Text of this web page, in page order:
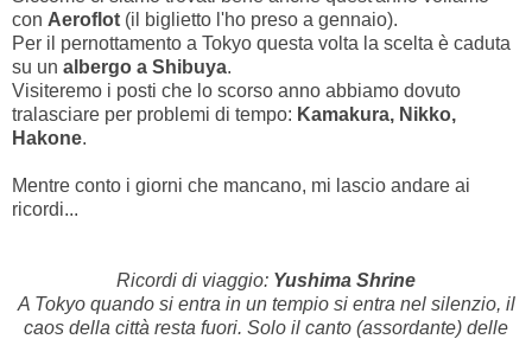
con Aeroflot (il biglietto l'ho preso a gennaio).
Per il pernottamento a Tokyo questa volta la scelta è caduta
su un albergo a Shibuya.
Visiteremo i posti che lo scorso anno abbiamo dovuto
tralasciare per problemi di tempo: Kamakura, Nikko,
Hakone.
Mentre conto i giorni che mancano, mi lascio andare ai
ricordi...
Ricordi di viaggio: Yushima Shrine
A Tokyo quando si entra in un tempio si entra nel silenzio, il
caos della città resta fuori. Solo il canto (assordante) delle